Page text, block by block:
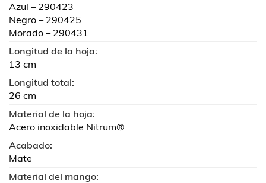
Azul – 290423
Negro – 290425
Morado – 290431
Longitud de la hoja:
13 cm
Longitud total:
26 cm
Material de la hoja:
Acero inoxidable Nitrum®
Acabado:
Mate
Material del mango: